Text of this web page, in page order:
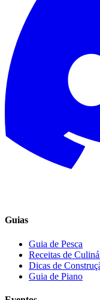
Guias
Guia de Pesca
Receitas de
Dicas de
Guia de Piano